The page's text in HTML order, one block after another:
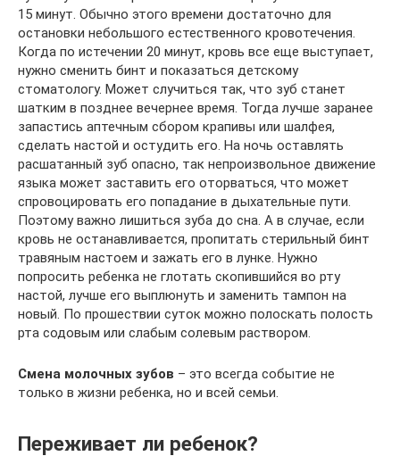
15 минут. Обычно этого времени достаточно для
остановки небольшого естественного кровотечения.
Когда по истечении 20 минут, кровь все еще выступает,
нужно сменить бинт и показаться детскому
стоматологу. Может случиться так, что зуб станет
шатким в позднее вечернее время. Тогда лучше заранее
запастись аптечным сбором крапивы или шалфея,
сделать настой и остудить его. На ночь оставлять
расшатанный зуб опасно, так непроизвольное движение
языка может заставить его оторваться, что может
спровоцировать его попадание в дыхательные пути.
Поэтому важно лишиться зуба до сна. А в случае, если
кровь не останавливается, пропитать стерильный бинт
травяным настоем и зажать его в лунке. Нужно
попросить ребенка не глотать скопившийся во рту
настой, лучше его выплюнуть и заменить тампон на
новый. По прошествии суток можно полоскать полость
рта содовым или слабым солевым раствором.
Смена молочных зубов – это всегда событие не
только в жизни ребенка, но и всей семьи.
Переживает ли ребенок?